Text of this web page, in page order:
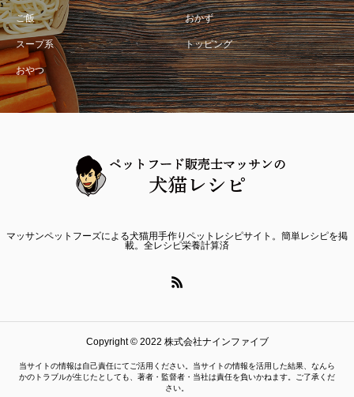
ご飯 おかず
スープ系 トッピング
おやつ
マッサンペットフーズによる犬猫用手作りペットレシピサイト。簡単レシピを掲
載。全レシピ栄養計算済
Copyright © 2022 株式会社ナインファイブ
当サイトの情報は自己責任にてご活用ください。当サイトの情報を活用した結果、なんら
かのトラブルが生じたとしても、著者・監督者・当社は責任を負いかねます。ご了承くだ
さい。